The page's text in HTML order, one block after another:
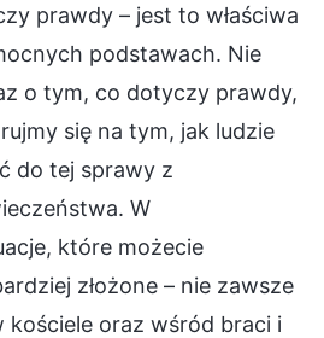
prawdy – jest to właściwa
podstawach. Nie
o tym, co dotyczy prawdy,
się na tym, jak ludzie
do tej sprawy z
W
które możecie
złożone – nie zawsze
oraz wśród braci i